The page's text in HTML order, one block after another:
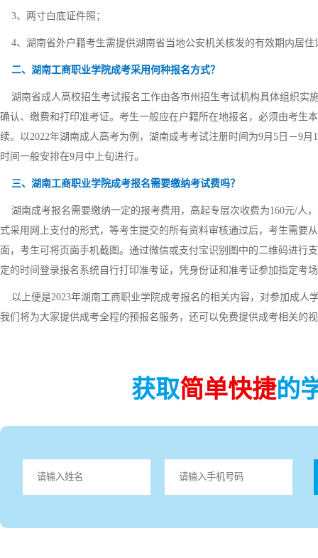
3、两寸白底证件照；
4、湖南省外户籍考生需提供湖南省当地公安机关核发的有效期内居住
二、湖南工商职业学院成考采用何种报名方式？
湖南省成人高校招生考试报名工作由各市州招生考试机构具体组织实
确认、缴费和打印准考证。考生一般应在户籍所在地报名，必须由考生
续。以2022年湖南成人高考为例，湖南成考考试注册时间为9月5日－9
时间一般安排在9月中上旬进行。
三、湖南工商职业学院成考报名需要缴纳考试费吗？
湖南成考报名需要缴纳一定的报考费用，高起专层次收费为160元/人
式采用网上支付的形式，等考生提交的所有资料审核通过后，考生需要
面，考生可将页面手机截图。通过微信或支付宝识别图中的二维码进行
定的时间登录报名系统自行打印准考证，凭身份证和准考证参加指定考
以上便是2023年湖南工商职业学院成考报名的相关内容，对参加成人
我们将为大家提供成考全程的预报名服务，还可以免费提供成考相关的
获取简单快捷的